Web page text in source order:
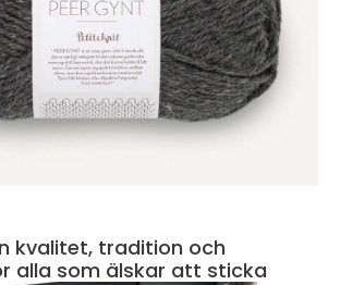
alla som älskar att sticka